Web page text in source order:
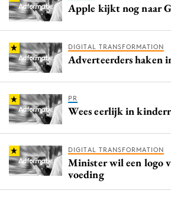
Apple kijkt nog naar
DIGITAL TRANSFORMATION
Adverteerders haken
PR
Wees eerlijk in
DIGITAL TRANSFORMATION
Minister wil een logo
voeding